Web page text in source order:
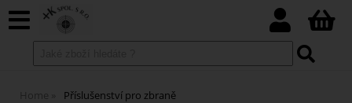
Home Příslušenství pro zbraně